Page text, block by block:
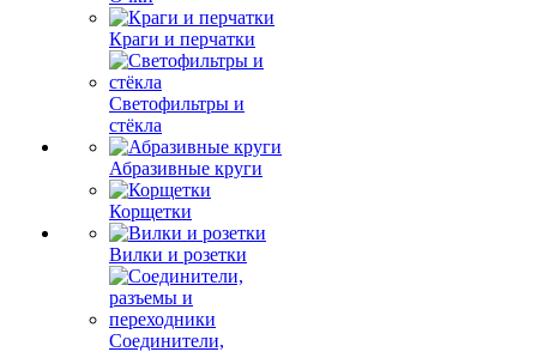
Краги и перчатки
Светофильтры и
стёкла
Абразивные круги
Корщетки
Вилки и розетки
Соединители,